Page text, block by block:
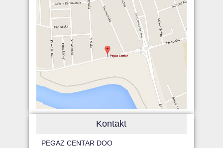
Kontakt
PEGAZ CENTAR DOO